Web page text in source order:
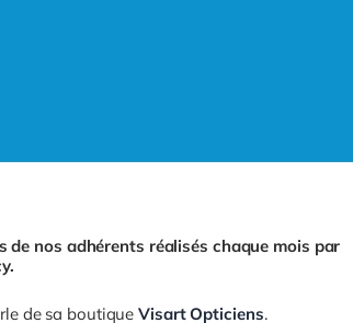
nos adhérents réalisés chaque mois par
de sa boutiqueVisart Opticiens.